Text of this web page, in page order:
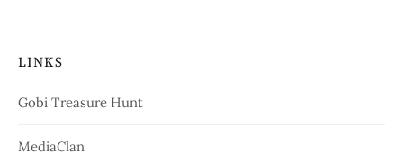
LINKS
Gobi Treasure Hunt
MediaClan